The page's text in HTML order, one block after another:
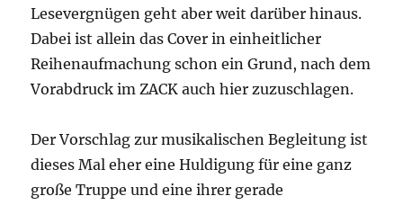
Lesevergnügen geht aber weit darüber hinaus.
Dabei ist allein das Cover in einheitlicher
Reihenaufmachung schon ein Grund, nach dem
Vorabdruck im ZACK auch hier zuzuschlagen.
Der Vorschlag zur musikalischen Begleitung ist
dieses Mal eher eine Huldigung für eine ganz
große Truppe und eine ihrer gerade